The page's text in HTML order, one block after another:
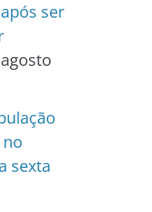
ser
sexta